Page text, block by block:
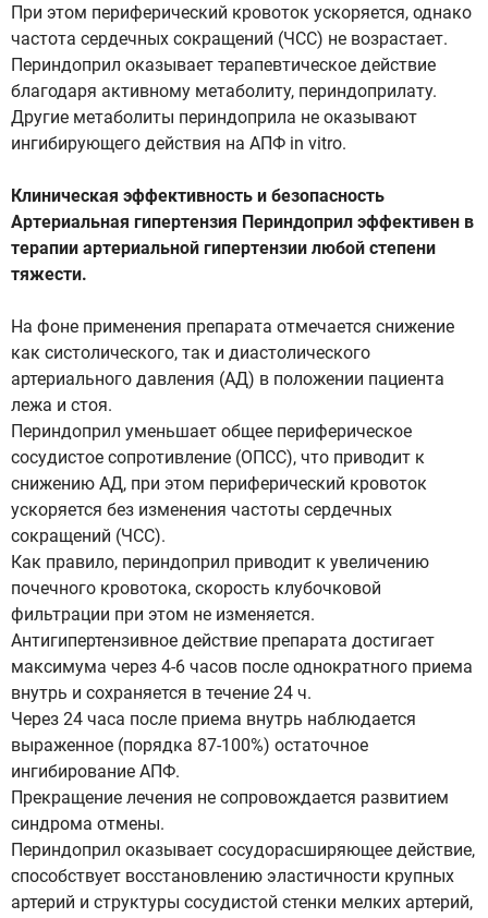
При этом периферический кровоток ускоряется, однако
частота сердечных сокращений (ЧСС) не возрастает.
Периндоприл оказывает терапевтическое действие
благодаря активному метаболиту, периндоприлату.
Другие метаболиты периндоприла не оказывают
ингибирующего действия на АПФ in vitro.
Клиническая эффективность и безопасность
Артериальная гипертензия Периндоприл эффективен в
терапии артериальной гипертензии любой степени
тяжести.
На фоне применения препарата отмечается снижение
как систолического, так и диастолического
артериального давления (АД) в положении пациента
лежа и стоя.
Периндоприл уменьшает общее периферическое
сосудистое сопротивление (ОПСС), что приводит к
снижению АД, при этом периферический кровоток
ускоряется без изменения частоты сердечных
сокращений (ЧСС).
Как правило, периндоприл приводит к увеличению
почечного кровотока, скорость клубочковой
фильтрации при этом не изменяется.
Антигипертензивное действие препарата достигает
максимума через 4-6 часов после однократного приема
внутрь и сохраняется в течение 24 ч.
Через 24 часа после приема внутрь наблюдается
выраженное (порядка 87-100%) остаточное
ингибирование АПФ.
Прекращение лечения не сопровождается развитием
синдрома отмены.
Периндоприл оказывает сосудорасширяющее действие,
способствует восстановлению эластичности крупных
артерий и структуры сосудистой стенки мелких артерий,